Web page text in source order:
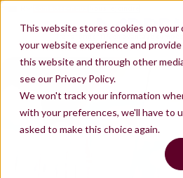
This website stores cookies on your
your website experience and
this website and through other
see our Privacy Policy.
We won't track your information
with your preferences, we'll have to
asked to make this choice again.
Transformer l’IA en avantage
INTELLIGENCE ARTIFICIELLE & DATA